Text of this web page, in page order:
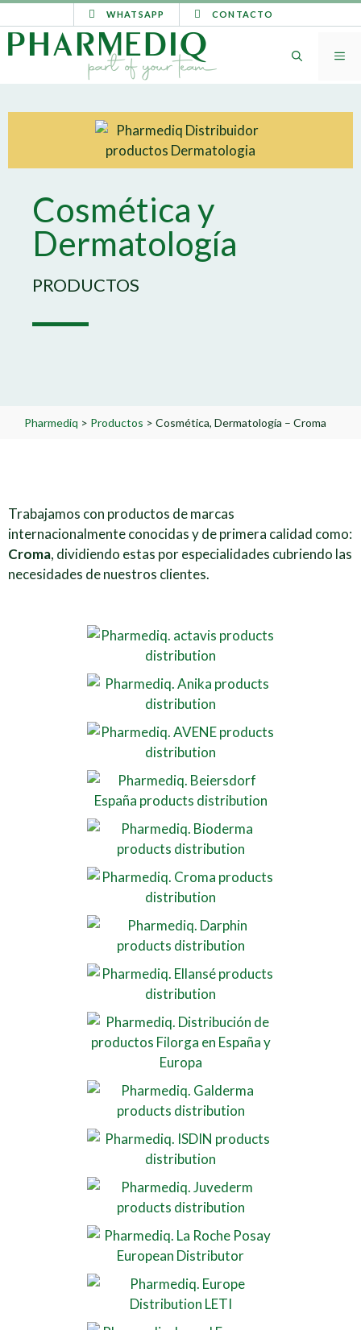
WHATSAPP CONTACTO
Cosmética y
Dermatología
PRODUCTOS
Pharmediq > Productos > Cosmética, Dermatología – Croma
Trabajamos con productos de marcas
internacionalmente conocidas y de primera calidad como:
Croma, dividiendo estas por especialidades cubriendo las
necesidades de nuestros clientes.